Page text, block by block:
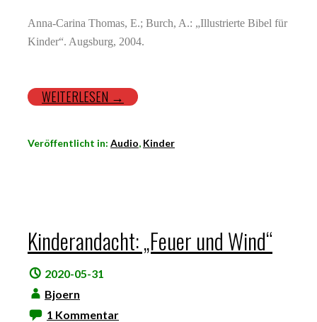
Anna-Carina Thomas, E.; Burch, A.: „Illustrierte Bibel für
Kinder“. Augsburg, 2004.
WEITERLESEN →
Veröffentlicht in: Audio, Kinder
Kinderandacht: „Feuer und Wind“
2020-05-31
Bjoern
1 Kommentar